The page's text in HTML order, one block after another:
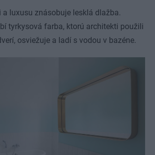
a luxusu znásobuje lesklá dlažba.
tyrkysová farba, ktorú architekti použili
osviežuje a ladí s vodou v bazéne.